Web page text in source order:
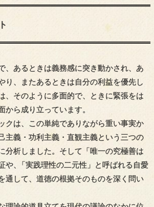
、あるときは義務感に突き動かされ、あ
り、またあるときは自分の利益を優先し
、そのように多面的で、ときに緊張をは
から成り立っています。
クは、この単純でありながら重い事実か
主義・功利主義・直観主義という三つの
分析しました。そして「唯一の究極善は
や、
「実践理性の二元性」と呼ばれる自愛
通して、道徳の根拠そのものを深く問い